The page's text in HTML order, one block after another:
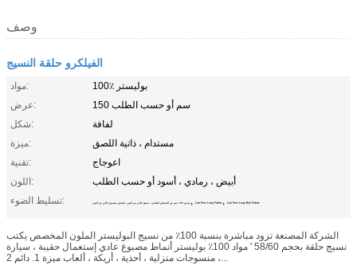
وصف
الفيلكرو حلقة النسيج
مواد:
100٪ بوليستر
عرض:
150 سم أو حسب الطلب
شكل:
لفافة
ميزة:
مستدام ، ذاتية اللصق
تقنية:
اعوجاج
اللون:
أبيض ، رمادي ، أسود أو حسب الطلب
تسليط الضوء:
عرض 150 سم من القماش الحلقي ، نسيج خالي من الوبر ، قماش منسوج خالي من الوبر , Lint Free Loop Fabric , Lint Free Loop Knit Fabric
الشركة المصنعة تزود مباشرة بنسبة 100٪ من نسيج البوليستر الملون المخصص يكتب
نسيج حلقة بحجم 58/60 ' مواد 100٪ بوليستر أنماط مصبوغ عادي إستعمال حقيبة ، سيارة
، منسوجات منزلية ، أحذية ، أريكة ، ألعاب ميزة 1. دائم 2...